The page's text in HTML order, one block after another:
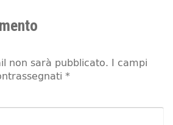
non sarà pubblicato. I campi
*